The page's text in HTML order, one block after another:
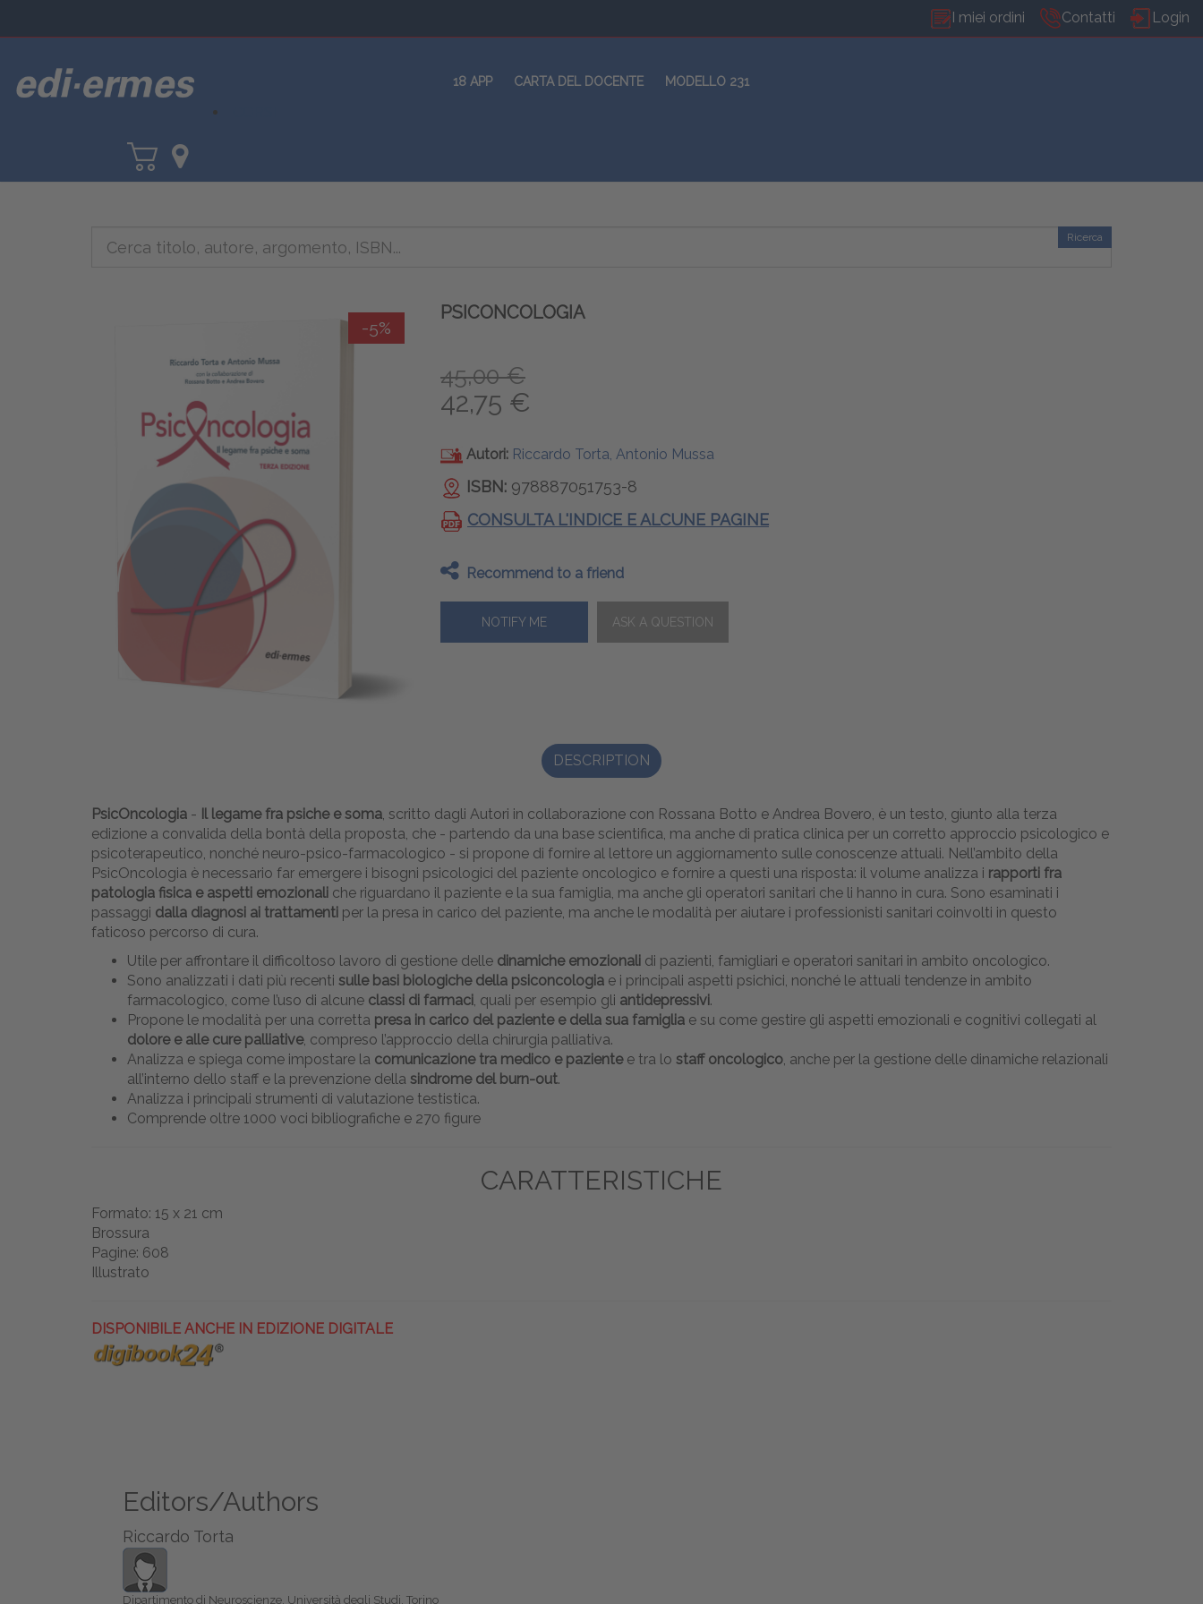
I miei ordini Contatti Login
18 APP CARTA DEL DOCENTE MODELLO 231
Ricerca
-5%
PSICONCOLOGIA
45,00 €
42,75 €
Autori: Riccardo Torta, Antonio Mussa
ISBN: 978887051753-8
CONSULTA L'INDICE E ALCUNE PAGINE
Recommend to a friend
NOTIFY ME
DESCRIPTION
PsicOncologia - Il legame fra psiche e soma , scritto dagli Autori in collaborazione con Rossana Botto e Andrea Bovero, è un testo, giunto alla terza
edizione a convalida della bontà della proposta, che - partendo da una base scientifica, ma anche di pratica clinica per un corretto approccio psicologico e
psicoterapeutico, nonché neuro-psico-farmacologico - si propone di fornire al lettore un aggiornamento sulle conoscenze attuali. Nell’ambito della
PsicOncologia è necessario far emergere i bisogni psicologici del paziente oncologico e fornire a questi una risposta: il volume analizza i rapporti fra
patologia fisica e aspetti emozionali che riguardano il paziente e la sua famiglia, ma anche gli operatori sanitari che li hanno in cura. Sono esaminati i
passaggi dalla diagnosi ai trattamenti per la presa in carico del paziente, ma anche le modalità per aiutare i professionisti sanitari coinvolti in questo
faticoso percorso di cura.
Utile per affrontare il difficoltoso lavoro di gestione delle dinamiche emozionali di pazienti, famigliari e operatori sanitari in ambito oncologico.
Sono analizzati i dati più recenti sulle basi biologiche della psiconcologia e i principali aspetti psichici, nonché le attuali tendenze in ambito
farmacologico, come l’uso di alcune classi di farmaci , quali per esempio gli antidepressivi .
Propone le modalità per una corretta presa in carico del paziente e della sua famiglia e su come gestire gli aspetti emozionali e cognitivi collegati al
dolore e alle cure palliative, compreso l’approccio della chirurgia palliativa.
Analizza e spiega come impostare la comunicazione tra medico e pazientee tra lo staff oncologico , anche per la gestione delle dinamiche relazionali
all’interno dello staff e la prevenzione della sindrome del burn-out.
Analizza i principali strumenti di valutazione testistica.
Comprende oltre 1000 voci bibliografiche e 270 figure
CARATTERISTICHE
Formato: 15 x 21 cm
Brossura
Pagine: 608
Illustrato
DISPONIBILE ANCHE IN EDIZIONE DIGITALE
Editors/Authors
Riccardo Torta
Dipartimento di Neuroscienze, Università degli Studi, Torino